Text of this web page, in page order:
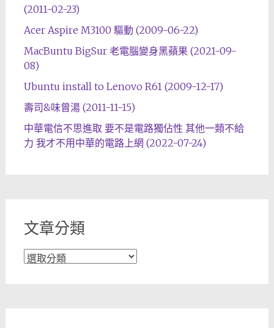
(2011-02-23)
Acer Aspire M3100 驅動 (2009-06-22)
MacBuntu BigSur 老電腦變身黑蘋果 (2021-09-
08)
Ubuntu install to Lenovo R61 (2009-12-17)
壽司&味曾湯 (2011-11-15)
中華電信不思進取 要不是電路獨佔性 其他一類不給
力 我才不用中華的電路上網 (2022-07-24)
文章分類
文